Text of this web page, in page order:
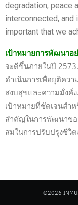
degradation, peace
interconnected, and
important that we
เป้าหมายการพัฒนาอ
จะดีขึ้นภายในปี
ดำเนินการเพื่อยุติคว
สงบสุขและความมั่งคั่
เป้าหมายที่ชัดเจนสำ
สำคัญในการพัฒนาขอ
สมในการปรับปรุงชีวิ
©2026